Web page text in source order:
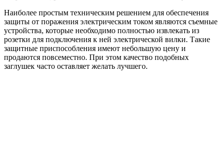
Наиболее простым техническим решением для обеспечения
защиты от поражения электрическим током являются съемные
устройства, которые необходимо полностью извлекать из
розетки для подключения к ней электрической вилки. Такие
защитные приспособления имеют небольшую цену и
продаются повсеместно. При этом качество подобных
заглушек часто оставляет желать лучшего.